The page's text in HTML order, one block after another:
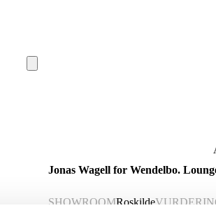
Jonas Wagell for Wendelbo.
SHOWROOMRoskilde